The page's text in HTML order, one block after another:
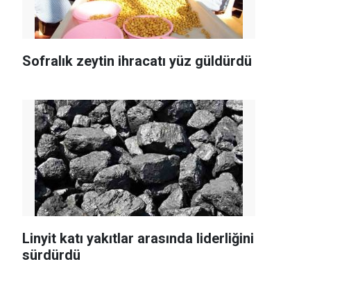
Sofralık zeytin ihracatı yüz güldürdü
Linyit katı yakıtlar arasında liderliğini
sürdürdü